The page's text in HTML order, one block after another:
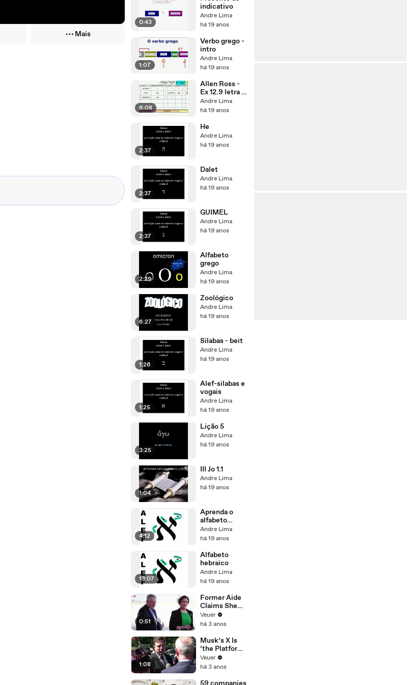
Mais
0:43
indicativo
Andre Lima
há 19 anos
1:07
Verbo grego -
intro
Andre Lima
há 19 anos
6:08
Allen Ross -
Ex 12.9 letra b
1
Andre Lima
há 19 anos
2:37
He
Andre Lima
há 19 anos
2:37
Dalet
Andre Lima
há 19 anos
2:37
GUIMEL
Andre Lima
há 19 anos
2:29
Alfabeto
grego
Andre Lima
há 19 anos
6:27
Zoológico
Andre Lima
há 19 anos
1:26
Silabas - beit
Andre Lima
há 19 anos
1:25
Alef-silabas e
vogais
Andre Lima
há 19 anos
3:25
Lição 5
Andre Lima
há 19 anos
1:04
III Jo 1.1
Andre Lima
há 19 anos
4:12
Aprenda o
alfabeto
hebraico
Andre Lima
há 19 anos
13:07
Alfabeto
hebraico
Andre Lima
há 19 anos
0:51
Former Aide
Claims She
Was Asked to
Make a ‘Hit
Trump
Veuer
há 3 anos
1:08
Musk’s X Is
‘the Platform
With the
Largest Ratio
Misinformatio
Veuer
há 3 anos